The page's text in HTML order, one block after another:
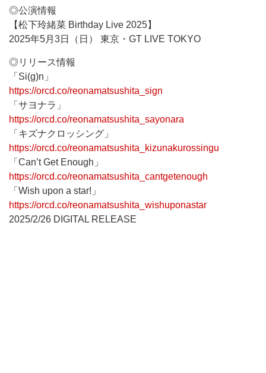
◎公演情報
【松下玲緒菜 Birthday Live 2025】
2025年5月3日（日） 東京・GT LIVE TOKYO
◎リリース情報
「Si(g)n」
https://orcd.co/reonamatsushita_sign
「サヨナラ」
https://orcd.co/reonamatsushita_sayonara
「キズナクロッシング」
https://orcd.co/reonamatsushita_kizunakurossingu
「Can’t Get Enough」
https://orcd.co/reonamatsushita_cantgetenough
「Wish upon a star!」
https://orcd.co/reonamatsushita_wishuponastar
2025/2/26 DIGITAL RELEASE